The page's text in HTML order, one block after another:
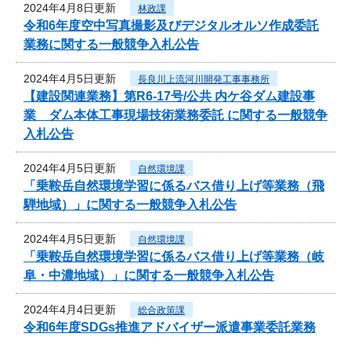
2024年4月8日更新 林政課
令和6年度空中写真撮影及びデジタルオルソ作成委託
業務に関する一般競争入札公告
2024年4月5日更新 長良川上流河川開発工事事務所
【建設関連業務】第R6-17号/公共 内ケ谷ダム建設事
業 ダム本体工事現場技術業務委託 に関する一般競争
入札公告
2024年4月5日更新 自然環境課
「乗鞍岳自然環境学習に係るバス借り上げ等業務（飛
騨地域）」に関する一般競争入札公告
2024年4月5日更新 自然環境課
「乗鞍岳自然環境学習に係るバス借り上げ等業務（岐
阜・中濃地域）」に関する一般競争入札公告
2024年4月4日更新 総合政策課
令和6年度SDGs推進アドバイザー派遣事業委託業務